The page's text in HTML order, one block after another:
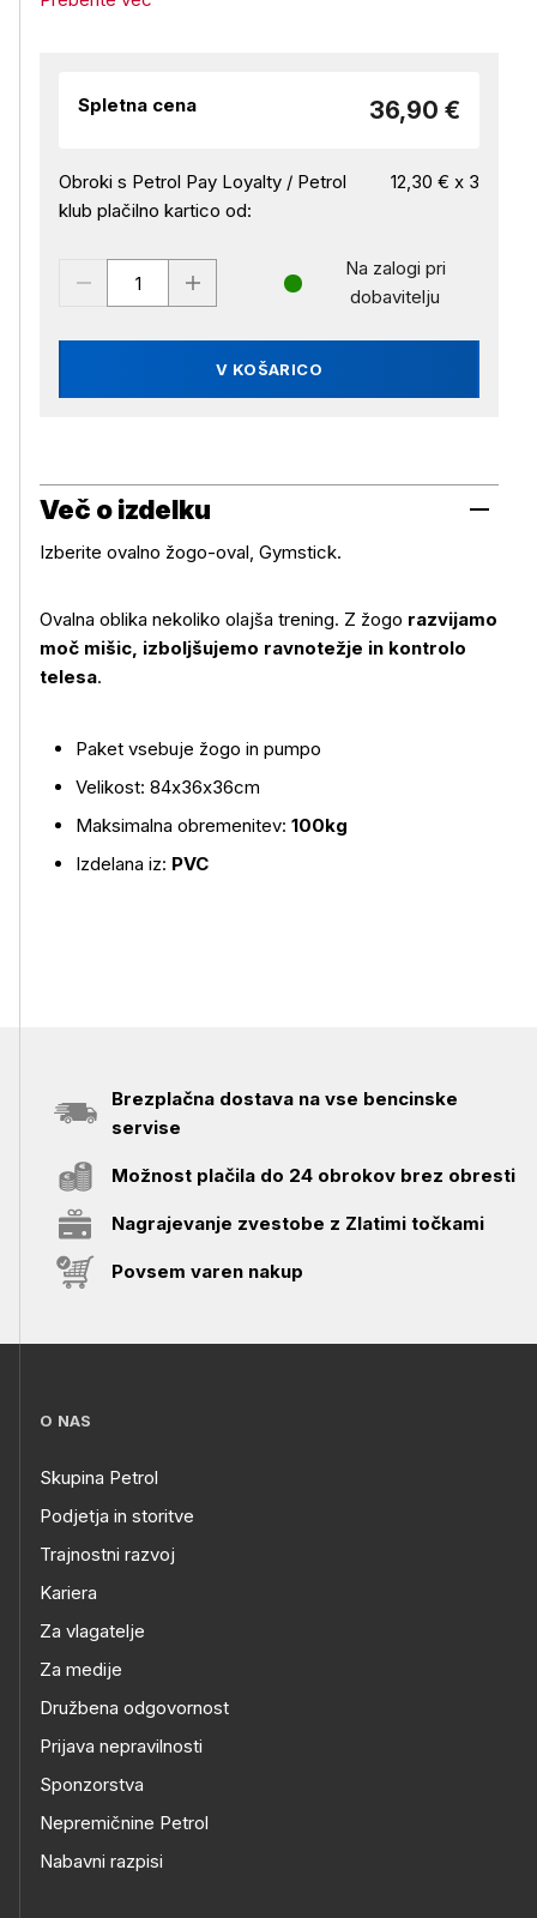
Spletna cena 36,90 €
Obroki s Petrol Pay Loyalty / Petrol
klub plačilno kartico od:
12,30 € x 3
V KOŠARICO
Na zalogi pri
dobavitelju
Več o izdelku
Izberite ovalno žogo-oval, Gymstick.
Ovalna oblika nekoliko olajša trening. Z žogo razvijamo
moč mišic, izboljšujemo ravnotežje in kontrolo
telesa.
Paket vsebuje žogo in pumpo
Velikost: 84x36x36cm
Maksimalna obremenitev: 100kg
Izdelana iz: PVC
Brezplačna dostava na vse bencinske
servise
Možnost plačila do 24 obrokov brez obresti
Nagrajevanje zvestobe z Zlatimi točkami
Povsem varen nakup
O NAS
Skupina Petrol
Podjetja in storitve
Trajnostni razvoj
Kariera
Za vlagatelje
Za medije
Družbena odgovornost
Prijava nepravilnosti
Sponzorstva
Nepremičnine Petrol
Nabavni razpisi